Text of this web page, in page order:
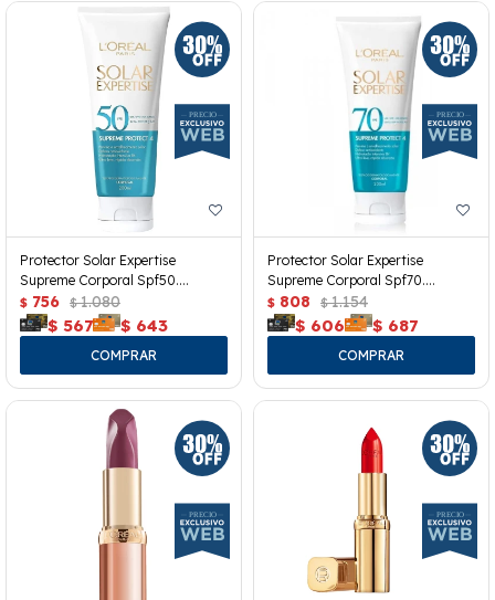
Protector Solar Expertise
Supreme Corporal Spf50.
200grs.
$ 756 $ 1.080
$ 567 $ 643
Protector Solar Expertise
Supreme Corporal Spf70.
200grs.
$ 808 $ 1.154
$ 606 $ 687